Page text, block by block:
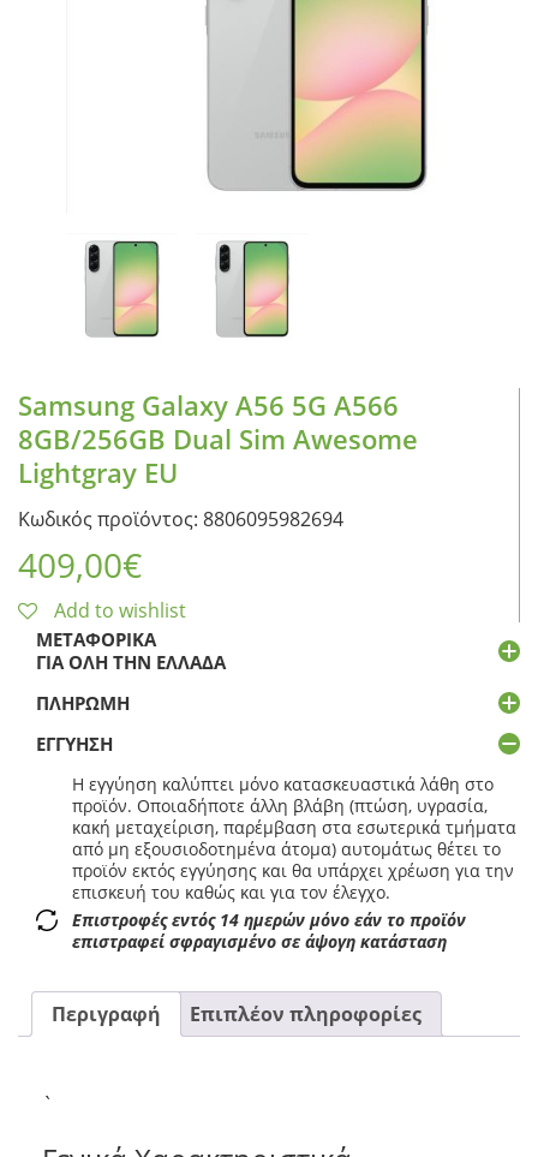
ΟΙΚΙΑΚΕΣ ΣΥΣΚΕΥΕΣ
ΠΡΟΣΩΠΙΚΗ ΦΡΟΝΤΙΔΑ
Samsung Galaxy A56 5G A566
8GB/256GB Dual Sim Awesome
Lightgray EU
Κωδικός προϊόντος: 8806095982694
409,00€
Add to wishlist
ΜΕΤΑΦΟΡΙΚΆ
ΓΙΑ ΌΛΗ ΤΗΝ ΕΛΛΆΔΑ
ΠΛΗΡΩΜΉ
ΕΓΓΎΗΣΗ
Η εγγύηση καλύπτει μόνο κατασκευαστικά λάθη στο
προϊόν. Οποιαδήποτε άλλη βλάβη (πτώση, υγρασία,
κακή μεταχείριση, παρέμβαση στα εσωτερικά τμήματα
από μη εξουσιοδοτημένα άτομα) αυτομάτως θέτει το
προϊόν εκτός εγγύησης και θα υπάρχει χρέωση για την
επισκευή του καθώς και για τον έλεγχο.
Επιστροφές εντός 14 ημερών μόνο εάν το προϊόν
επιστραφεί σφραγισμένο σε άψογη κατάσταση
Περιγραφή Επιπλέον πληροφορίες
`